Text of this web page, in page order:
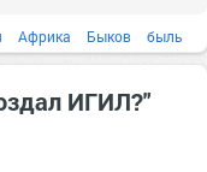
Африка Быков быль
ИГИЛ?"